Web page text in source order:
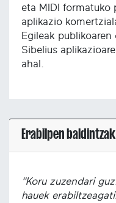
eta MIDI
aplikazio
Egileak
Sibelius
ahal.
Erabilpen baldintzak
"Koru zuzendari
hauek